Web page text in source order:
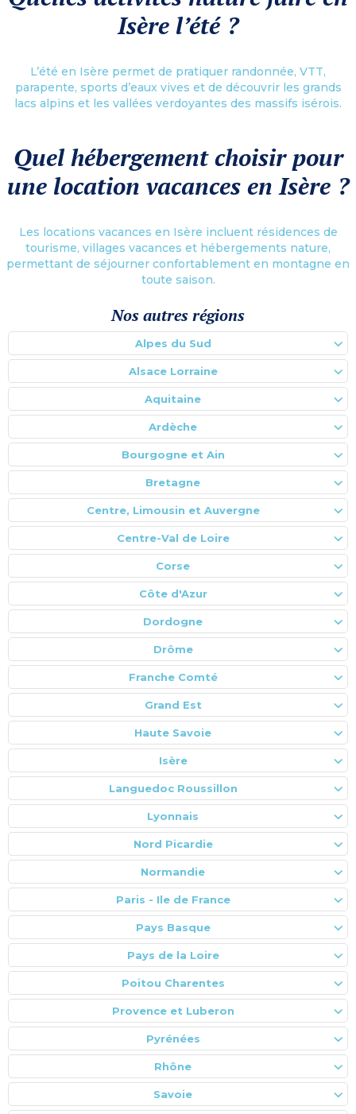
Isère l’été ?
L’été en Isère permet de pratiquer randonnée, VTT,
parapente, sports d’eaux vives et de découvrir les grands
lacs alpins et les vallées verdoyantes des massifs isérois.
Quel hébergement choisir pour
une location vacances en Isère ?
Les locations vacances en Isère incluent résidences de
tourisme, villages vacances et hébergements nature,
permettant de séjourner confortablement en montagne en
toute saison.
Nos autres régions
Alpes du Sud
Alsace Lorraine
Aquitaine
Ardèche
Bourgogne et Ain
Bretagne
Centre, Limousin et Auvergne
Centre-Val de Loire
Corse
Côte d'Azur
Dordogne
Drôme
Franche Comté
Grand Est
Haute Savoie
Isère
Languedoc Roussillon
Lyonnais
Nord Picardie
Normandie
Paris - Ile de France
Pays Basque
Pays de la Loire
Poitou Charentes
Provence et Luberon
Pyrénées
Rhône
Savoie